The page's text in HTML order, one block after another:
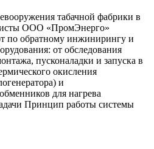
табачной фабрики в
ООО «ПромЭнерго»
по обратному инжинирингу и
от обследования
пусконаладки и запуска в
окисления
и
для нагрева
Принцип работы системы